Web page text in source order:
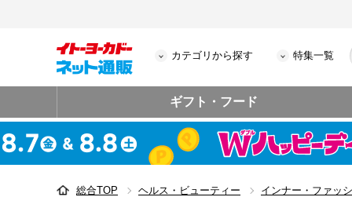
カテゴリから探す 特集一覧
ギフト・フード
総合TOP ヘルス・ビューティー インナー・ファッ